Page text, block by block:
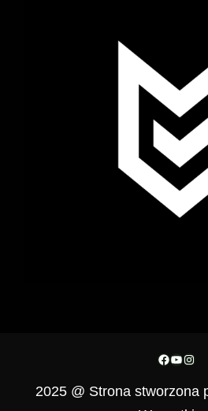
Facebook
2025 @ Strona stworzona